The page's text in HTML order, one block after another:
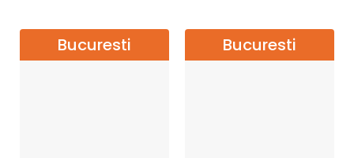
Bucuresti Bucuresti